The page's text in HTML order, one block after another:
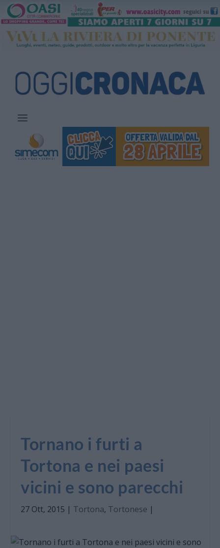
Tornano i furti a
Tortona e nei paesi
vicini e sono parecchi
27 Ott, 2015 | Tortona, Tortonese |